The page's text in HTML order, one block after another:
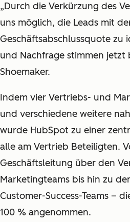
„Durch die Verkürzung des
uns möglich, die Leads mit
Geschäftsabschlussquote zu
und Nachfrage stimmen jetzt
Shoemaker.
Indem vier Vertriebs- und
und verschiedene weitere
wurde HubSpot zu einer
alle am Vertrieb Beteiligten.
Geschäftsleitung über den
Marketingteams bis hin zu
Customer-Success-Teams –
100 % angenommen.